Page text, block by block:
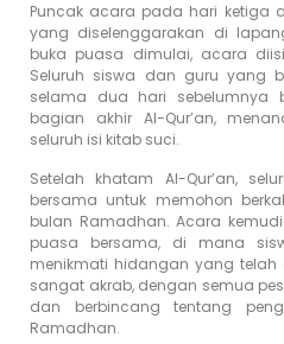
Puncak acara pada hari ketiga
yang diselenggarakan di
buka puasa dimulai, acara
Seluruh siswa dan guru yang
selama dua hari sebelumnya
bagian akhir Al-Qur’an,
seluruh isi kitab suci.
Setelah khatam Al-Qur’an,
bersama untuk memohon
bulan Ramadhan. Acara
puasa bersama, di mana
menikmati hidangan yang
sangat akrab, dengan semua
dan berbincang tentang
Ramadhan.